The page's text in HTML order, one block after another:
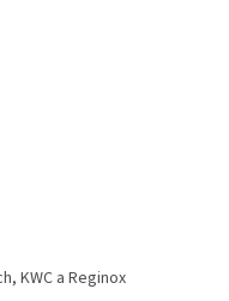
KWC a Reginox